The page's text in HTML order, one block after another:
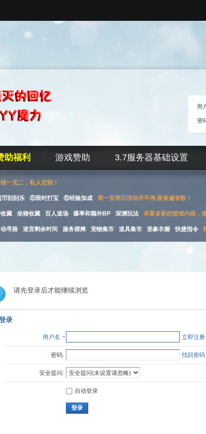
用
密
助福利 游戏赞助 3.7服务器基础设置
独一无二，私人定制！
刮刮乐 ⑤限时打宝 ⑥经验加成 周一至周日活动开不停,夜夜越有歌！
藏 坐骑收藏 百人道场 爆率和额外BP 深渊玩法 丰富多彩的游戏内容，
寻路 迷宫剩余时间 服务摆摊 宠物集市 道具集市 形象衣橱 快捷指令
请先登录后才能继续浏览
录
用户名 立即注册
密码: 找回密码
安全提问:
自动登录
登录